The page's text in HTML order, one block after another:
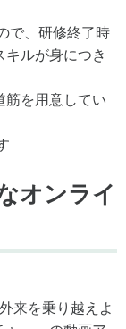
で、研修終了時
ルが身につき
筋を用意してい
オンライ
来を乗り越えよ